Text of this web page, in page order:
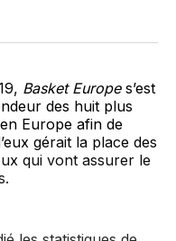
Basket Europes’est
des huit plus
Europe afin de
gérait la place des
qui vont assurer le